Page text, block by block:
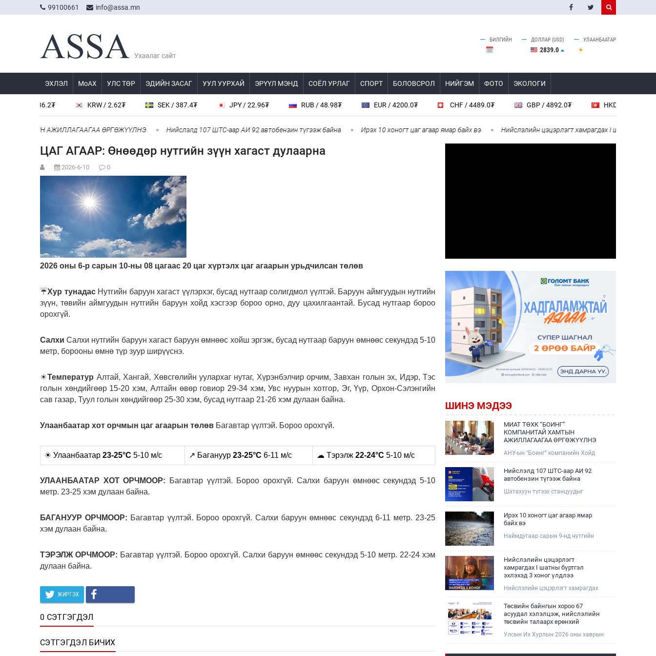
99100661 info@assa.mn
БИЛГИЙН ДОЛЛАР (USD)
2839.0
УЛААНБААТАР
ЭХЛЭЛ МоАХ УЛС ТӨР ЭДИЙН ЗАСАГ УУЛ УУРХАЙ ЭРҮҮЛ МЭНД СОЁЛ УРЛАГ СПОРТ БОЛОВСРОЛ НИЙГЭМ ФОТО ЭКОЛОГИ
KRW / 2.62₮ SEK / 387.4₮ JPY / 22.96₮ RUB / 48.98₮ EUR / 4200.0₮ CHF / 4489.0₮ GBP / 4892.0₮ HKD / 461.5₮
ХАМТЫН АЖИЛЛАГААГАА ӨРГӨЖҮҮЛНЭ Нийслэлд 107 ШТС-аар АИ 92 автобензин түгээж байна Ирэх 10 хоногт цаг агаар ямар байх вэ Нийслэлийн цэцэрлэгт хамрагдах I шатны бүртгэл
ЦАГ АГААР: Өнөөдөр нутгийн зүүн хагаст дулаарна
2026-6-10 0
2026 оны 6-р сарын 10-ны 08 цагаас 20 цаг хүртэлх цаг агаарын урьдчилсан төлөв
☔Хур тунадасНутгийн баруун хагаст үүлэрхэг, бусад нутгаар солигдмол үүлтэй. Баруун аймгуудын нутгийн
зүүн, төвийн аймгуудын нутгийн баруун хойд хэсгээр бороо орно, дуу цахилгаантай. Бусад нутгаар бороо
орохгүй.
Салхи Салхи нутгийн баруун хагаст баруун өмнөөс хойш эргэж, бусад нутгаар баруун өмнөөс секундэд 5-10
метр, борооны өмнө түр зуур ширүүснэ.
☀Температур Алтай, Хангай, Хөвсгөлийн уулархаг нутаг, Хүрэнбэлчир орчим, Завхан голын эх, Идэр, Тэс
голын хөндийгөөр 15-20 хэм, Алтайн өвөр говиор 29-34 хэм, Увс нуурын хотгор, Эг, Үүр, Орхон-Сэлэнгийн
сав газар, Туул голын хөндийгөөр 25-30 хэм, бусад нутгаар 21-26 хэм дулаан байна.
Улаанбаатар хот орчмын цаг агаарын төлөв Багавтар үүлтэй. Бороо орохгүй.
☀ Улаанбаатар 23-25°C 5-10 м/с ↗ Багануур 23-25°C 6-11 м/с ☁ Тэрэлж 22-24°C 5-10 м/с
УЛААНБААТАР ХОТ ОРЧМООР: Багавтар үүлтэй. Бороо орохгүй. Салхи баруун өмнөөс секундэд 5-10
метр. 23-25 хэм дулаан байна.
БАГАНУУР ОРЧМООР: Багавтар үүлтэй. Бороо орохгүй. Салхи баруун өмнөөс секундэд 6-11 метр. 23-25
хэм дулаан байна.
ТЭРЭЛЖ ОРЧМООР: Багавтар үүлтэй. Бороо орохгүй. Салхи баруун өмнөөс секундэд 5-10 метр. 22-24 хэм
дулаан байна.
ЖИРГЭХ
0 СЭТГЭГДЭЛ
СЭТГЭГДЭЛ БИЧИХ
ШИНЭ МЭДЭЭ
МИАТ ТӨХК “БОИНГ”
КОМПАНИТАЙ ХАМТЫН
АЖИЛЛАГААГАА ӨРГӨЖҮҮЛНЭ
АНУ-ын “Боинг” компанийн Хойд
борлуулалт, маркетингийн асуудал
хариуцсан Дэд ерөнхийлөгч Жэф
Эдвардс тэргүүтэй төлөөлөгчдийг
Зам, тээврийн сайд Б.Дэлгэрсайхан
Нийслэлд 107 ШТС-аар АИ 92
автобензин түгээж байна
Шатахуун түгээх станцуудыг
Ирэх 10 хоногт цаг агаар ямар
байх вэ
Наймдугаар сарын 9-нд нутгийн
хэсгээр ахиухан хэмжээний бороо
орох тул болзошгүй үер, усны
аюулаас анхаарна уу.
Нийслэлийн цэцэрлэгт
хамрагдах I шатны бүртгэл
эхлэхэд 3 хоног үлдлээ
Нийслэлийн цэцэрлэгт хамрагдах
өдрөөс 08 сарын 23-ны өдрийг
дуустал "E-Mongolia" платформоор
дамжуулан цахимаар хүлээн
авна.Хүүхдээ цэцэрлэгт хамруулах
үйлчилгээг авахдаа дараах
Төсвийн байнгын хороо 67
асуудал хэлэлцэж, нийслэлийн
төсвийн талаарх ерөнхий
байгуулсан байна
Улсын Их Хурлын 2026 оны хаврын